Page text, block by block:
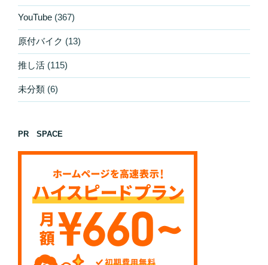
YouTube (367)
原付バイク (13)
推し活 (115)
未分類 (6)
PR SPACE